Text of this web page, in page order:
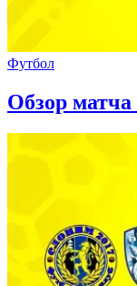
Футбол
Обзор